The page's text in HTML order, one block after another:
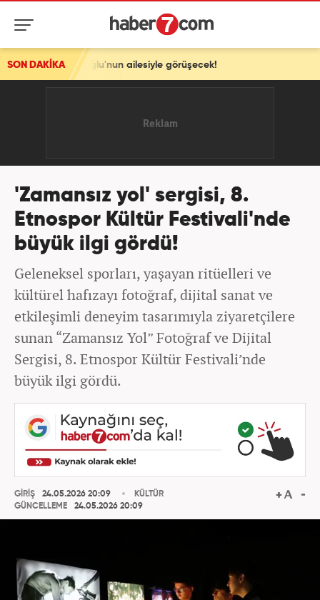
SON DAKİKA
ailesiyle görüşecek!
'Zamansız yol' sergisi, 8.
Etnospor Kültür Festivali'nde
büyük ilgi gördü!
Geleneksel sporları, yaşayan ritüelleri ve
kültürel hafızayı fotoğraf, dijital sanat ve
etkileşimli deneyim tasarımıyla ziyaretçilere
sunan “Zamansız Yol” Fotoğraf ve Dijital
Sergisi, 8. Etnospor Kültür Festivali’nde
büyük ilgi gördü.
GİRİŞ
24.05.2026 20:09
GÜNCELLEME
24.05.2026 20:09
KÜLTÜR